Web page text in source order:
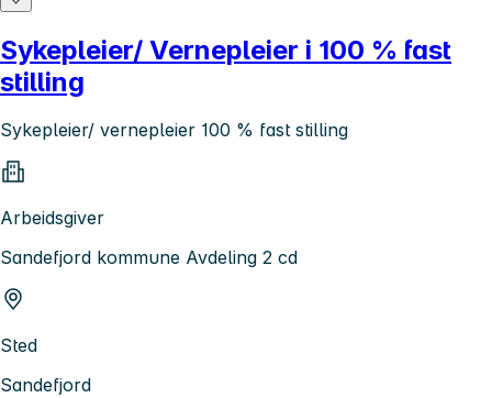
Sykepleier/ Vernepleier i 100 % fast
stilling
Sykepleier/ vernepleier 100 % fast stilling
Arbeidsgiver
Sandefjord kommune Avdeling 2 cd
Sted
Sandefjord